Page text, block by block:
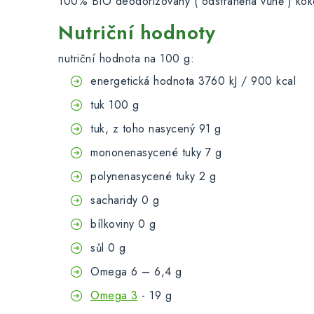
Nutriční hodnoty
nutriční hodnota na 100 g:
energetická hodnota 3760 kJ / 900 kcal
tuk 100 g
tuk, z toho nasycený 91 g
mononenasycené tuky 7 g
polynenasycené tuky 2 g
sacharidy 0 g
bílkoviny 0 g
sůl 0 g
Omega 6 – 6,4 g
Omega 3 - 19 g